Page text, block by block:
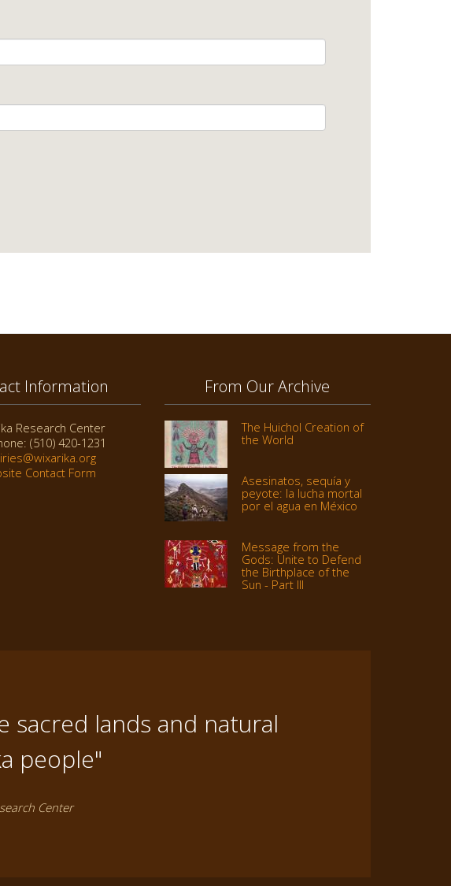
Information
Research Center
(510) 420-1231
Contact Form
From Our Archive
The Huichol Creation of
the World
Asesinatos, sequía y
peyote: la lucha mortal
por el agua en México
Message from the
Gods: Unite to Defend
the Birthplace of the
Sun - Part III
lands and natural
people"
Center